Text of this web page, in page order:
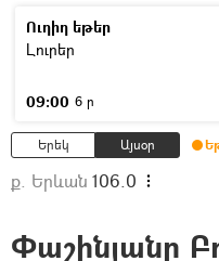
Ուղիղ եթեր
Լուրեր
09:00 6 ր
Երեկ Այսօր
ք. Երևան 106.0
Փաշինյանը